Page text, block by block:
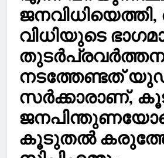
വിധിയുടെ
നടത്തേണ്ടത്
സര്‍ക്കാരാണ്,
കൂടുതൽ